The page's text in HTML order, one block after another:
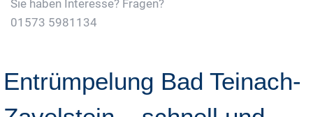
Sie haben Interesse? Fragen?
01573 5981134
Entrümpelung Bad Teinach-